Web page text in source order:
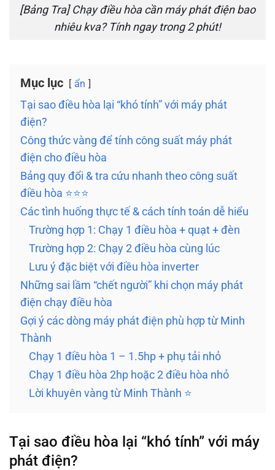
[Bảng Tra] Chạy điều hòa cần máy phát điện bao
nhiêu kva? Tính ngay trong 2 phút!
Mục lục ẩn
Tại sao điều hòa lại “khó tính” với máy phát
điện?
Công thức vàng để tính công suất máy phát
điện cho điều hòa
Bảng quy đổi & tra cứu nhanh theo công suất
điều hòa ⭐⭐⭐
Các tình huống thực tế & cách tính toán dễ hiểu
Trường hợp 1: Chạy 1 điều hòa + quạt + đèn
Trường hợp 2: Chạy 2 điều hòa cùng lúc
Lưu ý đặc biệt với điều hòa inverter
Những sai lầm “chết người” khi chọn máy phát
điện chạy điều hòa
Gợi ý các dòng máy phát điện phù hợp từ Minh
Thành
Chạy 1 điều hòa 1 – 1.5hp + phụ tải nhỏ
Chạy 1 điều hòa 2hp hoặc 2 điều hòa nhỏ
Lời khuyên vàng từ Minh Thành ⭐
Tại sao điều hòa lại “khó tính” với máy
phát điện?